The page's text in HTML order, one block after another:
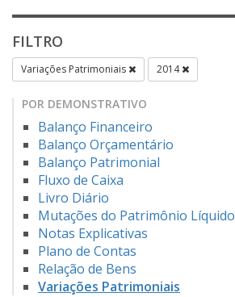
FILTRO
Variações Patrimoniais 2014
POR DEMONSTRATIVO
Balanço Financeiro
Balanço Orçamentário
Balanço Patrimonial
Fluxo de Caixa
Livro Diário
Mutações do Patrimônio Líquido
Notas Explicativas
Plano de Contas
Relação de Bens
Variações Patrimoniais